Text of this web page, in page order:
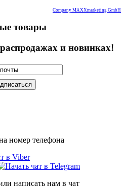
Company MAXXmarketing GmbH
товары
и новинках!
номер телефона
написать нам в чат